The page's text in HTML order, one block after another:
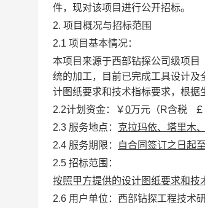
件，现对该项目进行公开招标。
2. 项目概况与招标范围
2.1 项目基本情况：
本项目来源于西部钻探公司级项
统的加工，目前已完成工具设计
计图纸要求和技术指标要求，根据
2.2计划资金：￥0万元（R含税 ￡
2.3 服务地点： 克拉玛依、塔里木
2.4 服务期限：
自合同签订之日起
2.5 招标范围：
按照甲方提供的设计图纸要求和技
2.6 用户单位：西部钻探工程技术研